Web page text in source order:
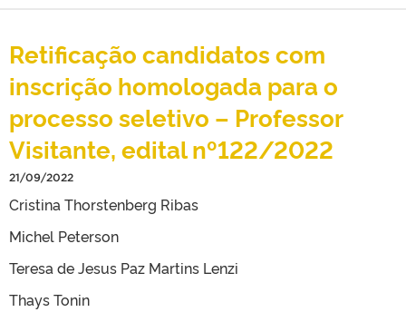
Retificação candidatos com
inscrição homologada para o
processo seletivo – Professor
Visitante, edital nº122/2022
21/09/2022
Cristina Thorstenberg Ribas
Michel Peterson
Teresa de Jesus Paz Martins Lenzi
Thays Tonin